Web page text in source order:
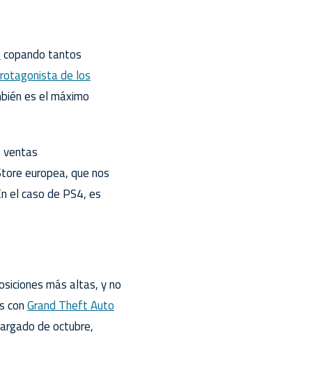
copando tantos
de los
es el máximo
europea, que nos
el caso de PS4, es
más altas, y no
conGrand Theft Auto
de octubre,